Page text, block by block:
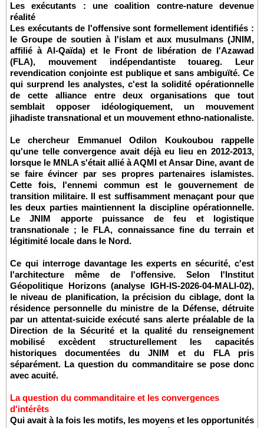
Les exécutants : une coalition contre-nature devenue
réalité
Les exécutants de l'offensive sont formellement identifiés :
le Groupe de soutien à l'islam et aux musulmans (JNIM,
affilié à Al-Qaïda) et le Front de libération de l'Azawad
(FLA), mouvement indépendantiste touareg. Leur
revendication conjointe est publique et sans ambiguïté. Ce
qui surprend les analystes, c'est la solidité opérationnelle
de cette alliance entre deux organisations que tout
semblait opposer idéologiquement, un mouvement
jihadiste transnational et un mouvement ethno-nationaliste.
Le chercheur Emmanuel Odilon Koukoubou rappelle
qu'une telle convergence avait déjà eu lieu en 2012-2013,
lorsque le MNLA s'était allié à AQMI et Ansar Dine, avant de
se faire évincer par ses propres partenaires islamistes.
Cette fois, l'ennemi commun est le gouvernement de
transition militaire. Il est suffisamment menaçant pour que
les deux parties maintiennent la discipline opérationnelle.
Le JNIM apporte puissance de feu et logistique
transnationale ; le FLA, connaissance fine du terrain et
légitimité locale dans le Nord.
Ce qui interroge davantage les experts en sécurité, c'est
l'architecture même de l'offensive. Selon l'Institut
Géopolitique Horizons (analyse IGH-IS-2026-04-MALI-02),
le niveau de planification, la précision du ciblage, dont la
résidence personnelle du ministre de la Défense, détruite
par un attentat-suicide exécuté sans alerte préalable de la
Direction de la Sécurité et la qualité du renseignement
mobilisé excèdent structurellement les capacités
historiques documentées du JNIM et du FLA pris
séparément. La question du commanditaire se pose donc
avec acuité.
La question du commanditaire et les convergences
d'intérêts
Qui avait à la fois les motifs, les moyens et les opportunités